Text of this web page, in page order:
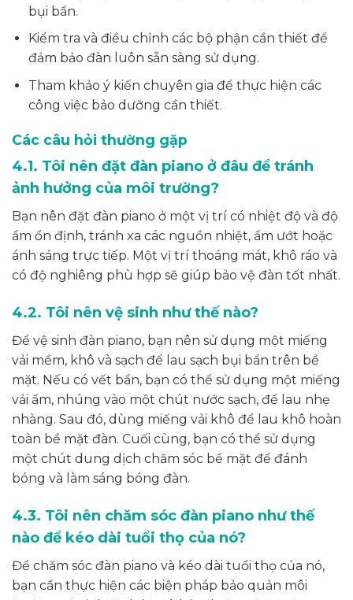
bụi bẩn.
Kiểm tra và điều chỉnh các bộ phận cần thiết để
đảm bảo đàn luôn sẵn sàng sử dụng.
Tham khảo ý kiến chuyên gia để thực hiện các
công việc bảo dưỡng cần thiết.
Các câu hỏi thường gặp
4.1. Tôi nên đặt đàn piano ở đâu để tránh
ảnh hưởng của môi trường?
Bạn nên đặt đàn piano ở một vị trí có nhiệt độ và độ
ẩm ổn định, tránh xa các nguồn nhiệt, ẩm ướt hoặc
ánh sáng trực tiếp. Một vị trí thoáng mát, khô ráo và
có độ nghiêng phù hợp sẽ giúp bảo vệ đàn tốt nhất.
4.2. Tôi nên vệ sinh như thế nào?
Để vệ sinh đàn piano, bạn nên sử dụng một miếng
vải mềm, khô và sạch để lau sạch bụi bẩn trên bề
mặt. Nếu có vết bẩn, bạn có thể sử dụng một miếng
vải ẩm, nhúng vào một chút nước sạch, để lau nhẹ
nhàng. Sau đó, dùng miếng vải khô để lau khô hoàn
toàn bề mặt đàn. Cuối cùng, bạn có thể sử dụng
một chút dung dịch chăm sóc bề mặt để đánh
bóng và làm sáng bóng đàn.
4.3. Tôi nên chăm sóc đàn piano như thế
nào để kéo dài tuổi thọ của nó?
Để chăm sóc đàn piano và kéo dài tuổi thọ của nó,
bạn cần thực hiện các biện pháp bảo quản môi